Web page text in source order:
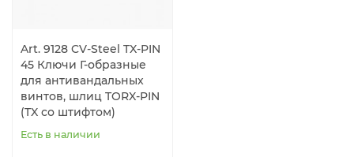
Art. 9128 CV-Steel TX-PIN
45 Ключи Г-образные
для антивандальных
винтов, шлиц TORX-PIN
(TX со штифтом)
Есть в наличии